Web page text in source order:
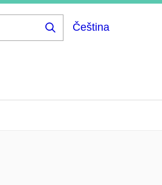
Čeština